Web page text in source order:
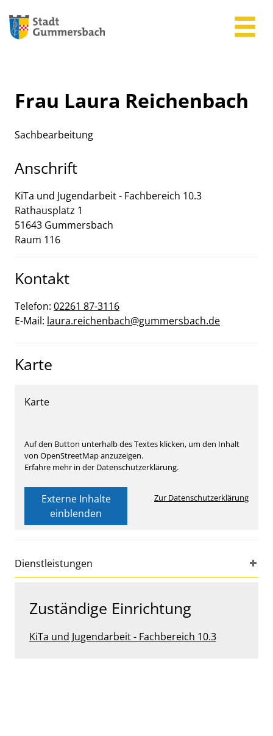
Frau Laura Reichenbach
Sachbearbeitung
Anschrift
KiTa und Jugendarbeit - Fachbereich 10.3
Rathausplatz 1
51643 Gummersbach
Raum 116
Kontakt
Telefon: 02261 87-3116
E-Mail: laura.reichenbach@gummersbach.de
Karte
Karte
Auf den Button unterhalb des Textes klicken, um den Inhalt
von OpenStreetMap anzuzeigen.
Erfahre mehr in der Datenschutzerklärung.
Externe Inhalte
einblenden
Zur Datenschutzerklärung
Dienstleistungen
Zuständige Einrichtung
KiTa und Jugendarbeit - Fachbereich 10.3